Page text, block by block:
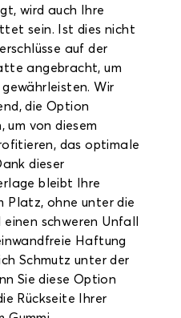
wird auch Ihre
sein. Ist dies nicht
auf der
angebracht, um
Wir
die Option
um von diesem
das optimale
dieser
bleibt Ihre
Platz, ohne unter die
schweren Unfall
Haftung
Schmutz unter der
Sie diese Option
Rückseite Ihrer